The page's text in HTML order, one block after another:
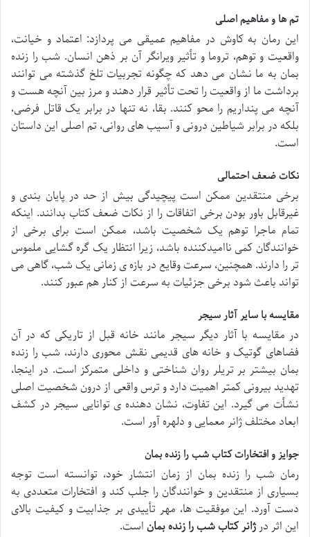
تم ها و مفاهیم اصلی
این رمان به کاوش در مفاهیم عمیقی می پردازد: اعتماد و خیانت،
واقعیت و توهم، تروما و تأثیر ویرانگر آن بر ذهن انسان. شب را زنده
بمان به ما نشان می دهد که چگونه تجربیات تلخ گذشته می توانند
برداشت ما از واقعیت را تحت تأثیر قرار دهند و مرز بین آنچه هست و
آنچه می پنداریم را محو کنند. بقا، نه تنها در برابر یک قاتل فرضی،
بلکه در برابر شیاطین درونی و آسیب های روانی، تم اصلی این داستان
است.
نکات ضعف احتمالی
برخی منتقدین ممکن است پیچیدگی بیش از حد در پایان بندی و
غیرقابل باور بودن برخی اتفاقات را از نکات ضعف کتاب بدانند. اینکه
تمام ماجرا توهم یک شخصیت باشد، ممکن است برای برخی از
خوانندگان کمی ناامیدکننده باشد، زیرا انتظار یک گره گشایی ملموس
تر را دارند. همچنین، سرعت وقایع در بازه ی زمانی یک شب، گاهی می
تواند باعث شود برخی جزئیات به سرعت از کنار هم عبور کنند.
مقایسه با سایر آثار سیجر
در مقایسه با آثار دیگر سیجر مانند خانه قبل از تاریکی که در آن
فضاهای گوتیک و خانه های قدیمی نقش محوری دارند، شب را زنده
بمان بیشتر بر تریلر روان شناختی و داخلی متمرکز است. در اینجا،
تهدید بیرونی کمتر اهمیت دارد و ترس واقعی از درون شخصیت اصلی
نشأت می گیرد. این تفاوت، نشان دهنده ی توانایی سیجر در کشف
ابعاد مختلف ژانر معمایی و دلهره آور است.
جوایز و افتخارات کتاب شب را زنده بمان
رمان شب را زنده بمان از زمان انتشار خود، توانسته است توجه
بسیاری از منتقدین و خوانندگان را جلب کند و افتخارات متعددی به
دست آورد. این موفقیت ها، مهر تأییدی بر جذابیت و کیفیت بالای
این اثر درژانر کتاب شب را زنده بماناست.